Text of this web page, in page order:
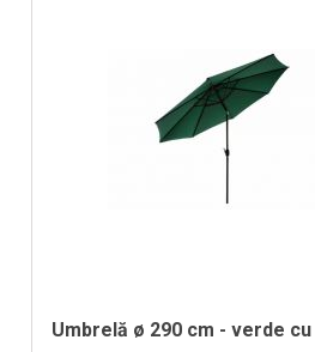
Umbrelă ø 290 cm - verde